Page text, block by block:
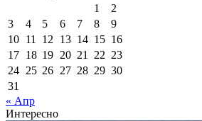
1
2
3
4 5 6 7 8
9
10 11 12 13 14 15 16
17 18 19 20 21 22 23
24 25 26 27 28 29 30
31
« Апр
Интересно